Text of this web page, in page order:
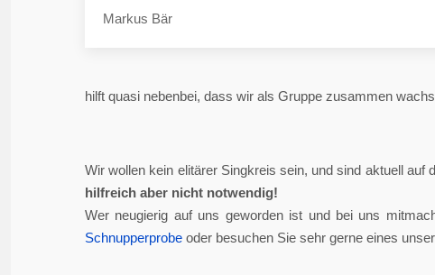
Markus Bär
hilft quasi nebenbei, dass wir als Gruppe zusammen
Wir wollen kein elitärer Singkreis sein, und sind aktuell auf
hilfreich aber nicht notwendig!
Wer neugierig auf uns geworden ist und bei uns
Schnupperprobe oder besuchen Sie sehr gerne eines